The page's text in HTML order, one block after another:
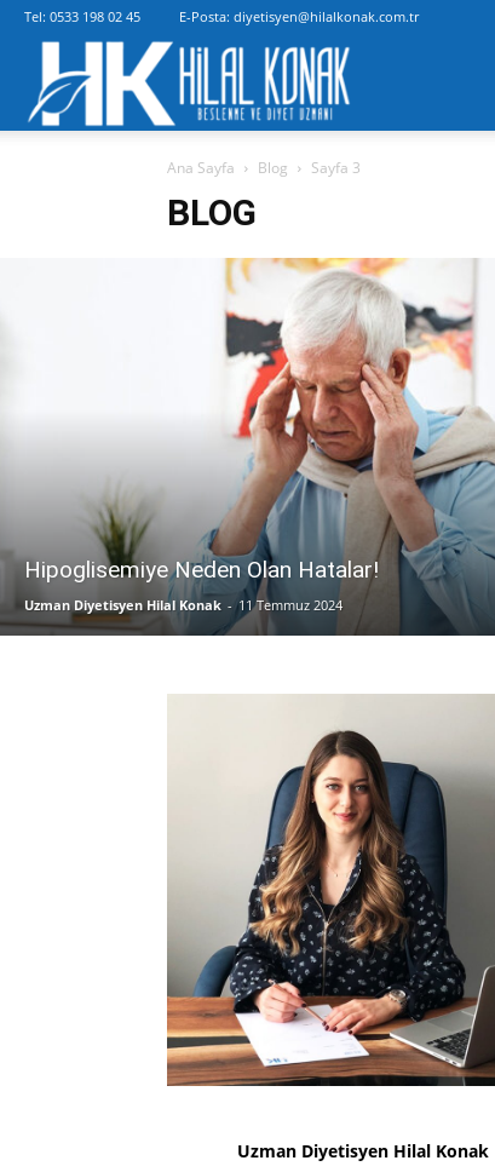
Tel: 0533 198 02 45 E-Posta: diyetisyen@hilalkonak.com.tr
Hilal
Konak
Ana Sayfa Blog Sayfa 3
BLOG
Hipoglisemiye Neden Olan Hatalar!
Uzman Diyetisyen Hilal Konak - 11 Temmuz 2024
Uzman Diyetisyen Hilal Konak